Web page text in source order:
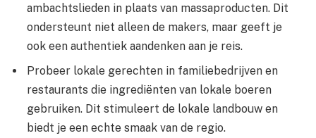
ambachtslieden in plaats van massaproducten. Dit
ondersteunt niet alleen de makers, maar geeft je
ook een authentiek aandenken aan je reis.
Probeer lokale gerechten in familiebedrijven en
restaurants die ingrediënten van lokale boeren
gebruiken. Dit stimuleert de lokale landbouw en
biedt je een echte smaak van de regio.